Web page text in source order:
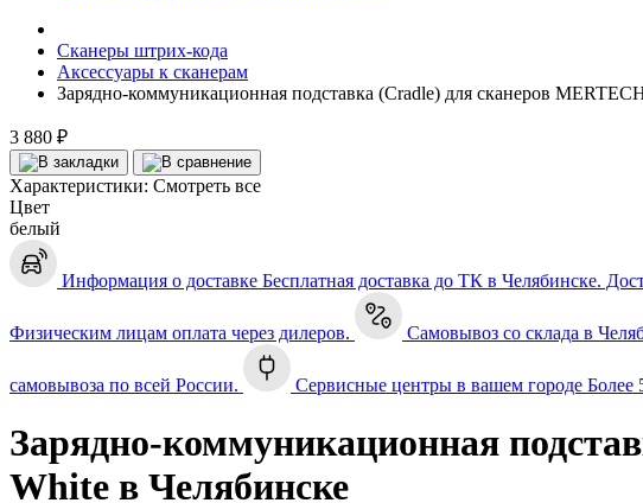
Сканеры штрих-кода
Аксессуары к сканерам
Зарядно-коммуникационная подставка (Cradle) для сканеров
3 880 ₽
Характеристики: Смотреть все
Цвет
белый
Информация о доставке Бесплатная доставка до ТК в Челябинске.
Физическим лицам оплата через дилеров. Самовывоз со склада в
самовывоза по всей России. Сервисные центры в вашем городе Более
Зарядно-коммуникационная
White в Челябинске